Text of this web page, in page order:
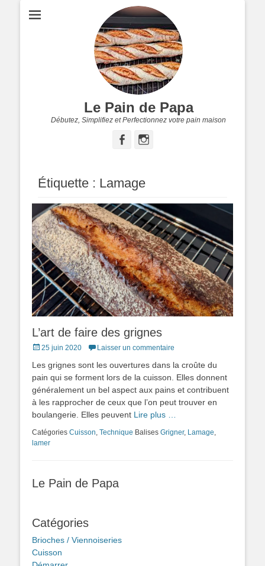
Le Pain de Papa
Débutez, Simplifiez et Perfectionnez votre pain maison
FacebookInstagram
Étiquette : Lamage
L’art de faire des grignes
Posted
25 juin 2020 Laisser un commentaire
Les grignes sont les ouvertures dans la croûte du
pain qui se forment lors de la cuisson. Elles donnent
généralement un bel aspect aux pains et contribuent
à les rapprocher de ceux que l’on peut trouver en
boulangerie. Elles peuvent Lire plus …
Catégories Cuisson, Technique Balises Grigner, Lamage,
lamer
Le Pain de Papa
Catégories
Brioches / Viennoiseries
Cuisson